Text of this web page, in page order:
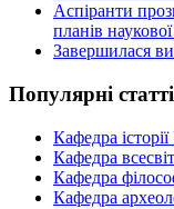
Аспіранти
планів
Завершилася
Популярні статті
Кафедра
Кафедра
Кафедра
Кафедра